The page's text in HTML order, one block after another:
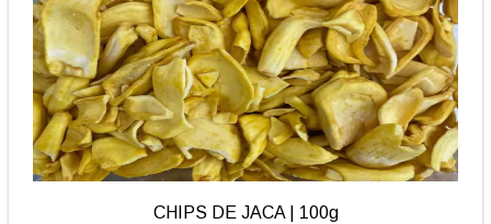
CHIPS DE JACA | 100g